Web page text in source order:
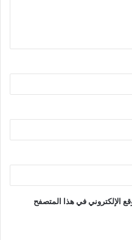
الإلكتروني في هذا المتصفح